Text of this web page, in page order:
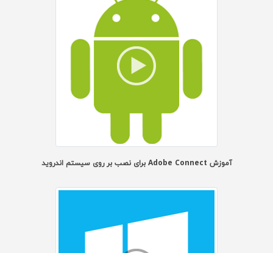
آموزش Adobe Connect برای نصب بر روی سیستم اندروید